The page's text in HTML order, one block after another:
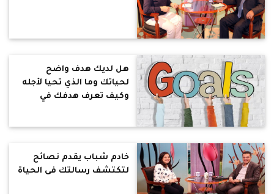
هل لديك هدف واضح
لحياتك وما الذي تحيا لأجله
وكيف تعرف هدفك في
خادم شباب يقدم نصائح
لتكتشف رسالتك فى الحياة